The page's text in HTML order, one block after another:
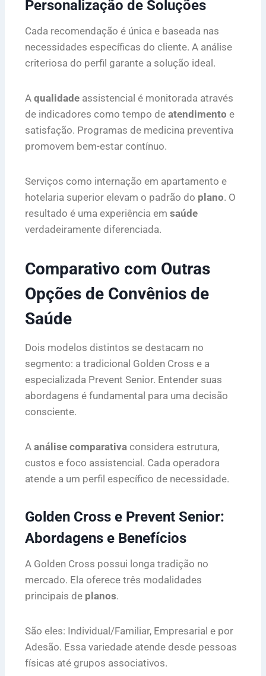
Personalização de Soluções
Cada recomendação é única e baseada nas
necessidades específicas do cliente. A análise
criteriosa do perfil garante a solução ideal.
A qualidade assistencial é monitorada através
de indicadores como tempo de atendimento e
satisfação. Programas de medicina preventiva
promovem bem-estar contínuo.
Serviços como internação em apartamento e
hotelaria superior elevam o padrão do plano. O
resultado é uma experiência em saúde
verdadeiramente diferenciada.
Comparativo com Outras
Opções de Convênios de
Saúde
Dois modelos distintos se destacam no
segmento: a tradicional Golden Cross e a
especializada Prevent Senior. Entender suas
abordagens é fundamental para uma decisão
consciente.
A análise comparativa considera estrutura,
custos e foco assistencial. Cada operadora
atende a um perfil específico de necessidade.
Golden Cross e Prevent Senior:
Abordagens e Benefícios
A Golden Cross possui longa tradição no
mercado. Ela oferece três modalidades
principais de planos.
São eles: Individual/Familiar, Empresarial e por
Adesão. Essa variedade atende desde pessoas
físicas até grupos associativos.